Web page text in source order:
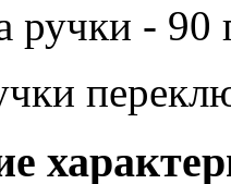
ручки - 90